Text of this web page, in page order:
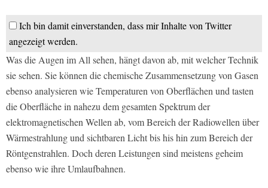
Ich bin damit einverstanden, dass mir Inhalte von Twitter
angezeigt werden.
Was die Augen im All sehen, hängt davon ab, mit welcher Technik
sie sehen. Sie können die chemische Zusammensetzung von Gasen
ebenso analysieren wie Temperaturen von Oberflächen und tasten
die Oberfläche in nahezu dem gesamten Spektrum der
elektromagnetischen Wellen ab, vom Bereich der Radiowellen über
Wärmestrahlung und sichtbaren Licht bis his hin zum Bereich der
Röntgenstrahlen. Doch deren Leistungen sind meistens geheim
ebenso wie ihre Umlaufbahnen.